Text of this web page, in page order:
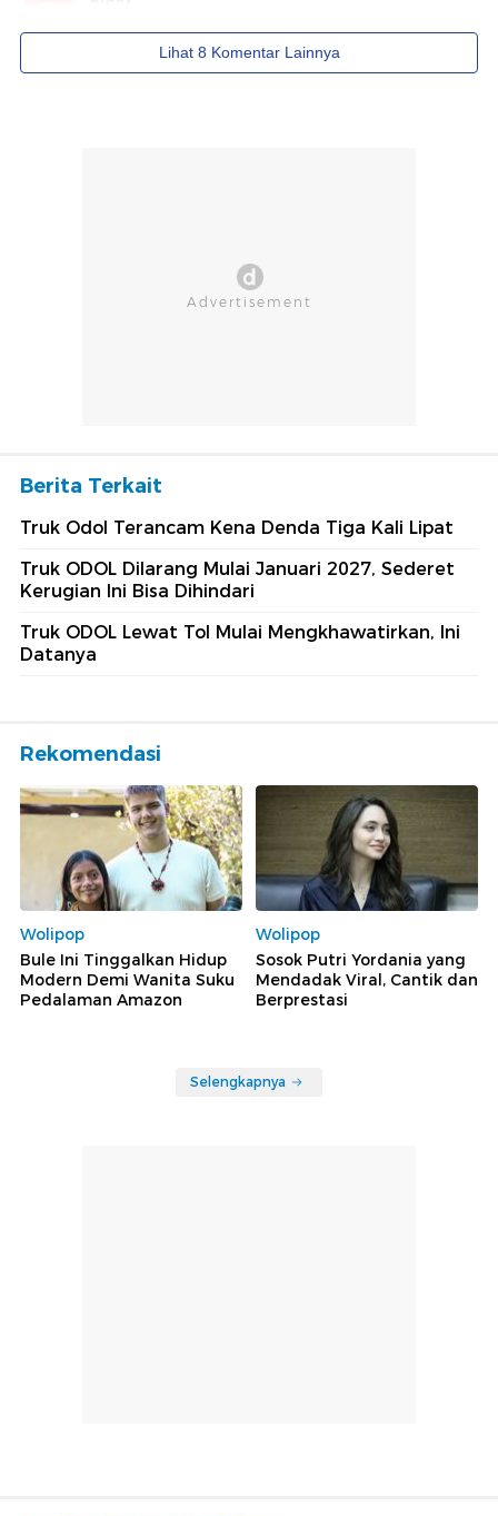
Berita Terkait
Truk Odol Terancam Kena Denda Tiga Kali Lipat
Truk ODOL Dilarang Mulai Januari 2027, Sederet
Kerugian Ini Bisa Dihindari
Truk ODOL Lewat Tol Mulai Mengkhawatirkan, Ini
Datanya
Rekomendasi
Wolipop
Bule Ini Tinggalkan Hidup
Modern Demi Wanita Suku
Pedalaman Amazon
Wolipop
Sosok Putri Yordania yang
Mendadak Viral, Cantik dan
Berprestasi
Selengkapnya